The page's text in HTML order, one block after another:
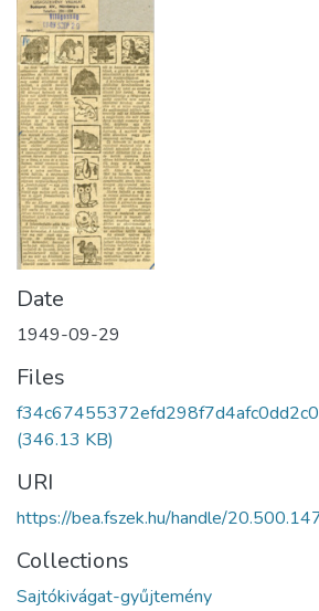
Date
1949-09-29
Files
(346.13 KB)
URI
https://bea.fszek.hu/handle/
Collections
Sajtókivágat-gyűjtemény